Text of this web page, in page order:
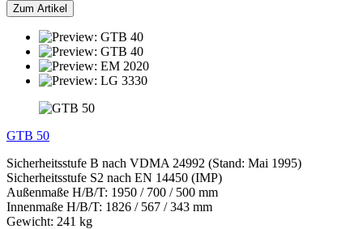
Zum Artikel
GTB 50
Sicherheitsstufe B nach VDMA 24992 (Stand: Mai 1995)
Sicherheitsstufe S2 nach EN 14450 (IMP)
Außenmaße H/B/T: 1950 / 700 / 500 mm
Innenmaße H/B/T: 1826 / 567 / 343 mm
Gewicht: 241 kg